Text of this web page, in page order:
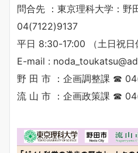
問合先 ：東京理科大学：
04(7122)9137
平日 8:30-17:00 （土日祝日
E-mail :
野 田 市 ：企画調整課 ☎
流 山 市 ：企画政策課 ☎